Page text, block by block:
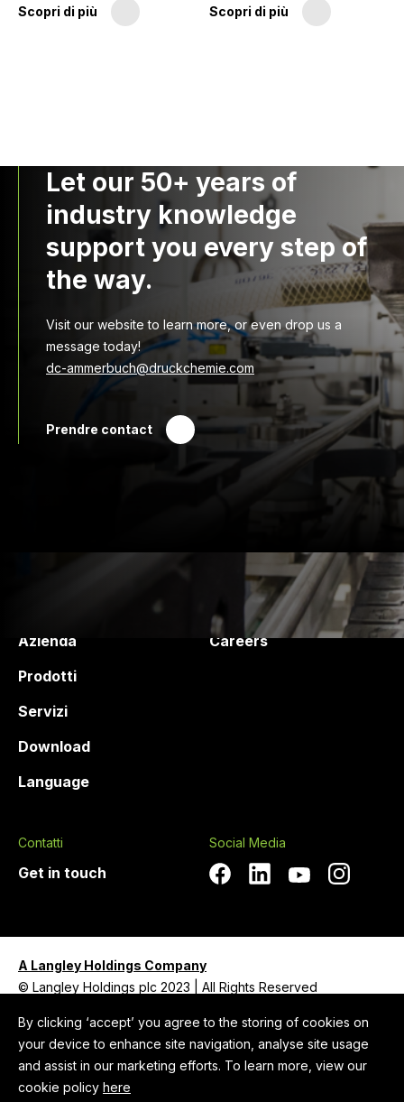
By clicking ‘accept’ you agree to the storing of cookies on
your device to enhance site navigation, analyse site usage
and assist in our marketing efforts. To learn more, view our
cookie policy here
Scopri di più Scopri di più
Let our 50+ years of
industry knowledge
support you every step of
the way.
Visit our website to learn more, or even drop us a
message today!
dc-ammerbuch@druckchemie.com
Prendre contact
Azienda
Prodotti
Servizi
Download
Language
Products and services
Careers
Contatti
Get in touch
Social Media
A Langley Holdings Company
© Langley Holdings plc 2023 | All Rights Reserved
Politica sulla privacy
Legal Notice
Cookie Policy